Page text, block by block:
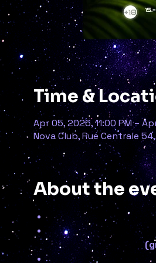
Time &
Apr 05, 2026, 11:00 PM –
Nova Club, Rue Centrale
About the